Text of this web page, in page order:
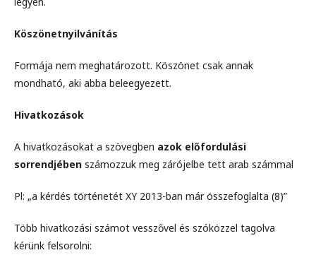
Köszönetnyilvánítás
Formája nem meghatározott. Köszönet csak annak
mondható, aki abba beleegyezett.
Hivatkozások
A hivatkozásokat a szövegben azok előfordulási
sorrendjében számozzuk meg zárójelbe tett arab számmal
Pl: „a kérdés történetét XY 2013-ban már összefoglalta (8)”
Több hivatkozási számot vesszővel és szóközzel tagolva
kérünk felsorolni: